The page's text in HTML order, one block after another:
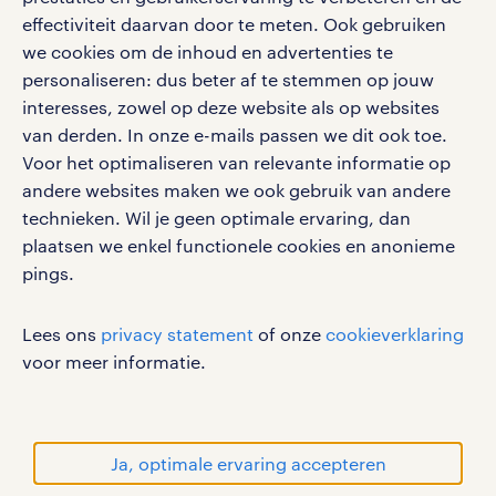
effectiviteit daarvan door te meten. Ook gebruiken
we cookies om de inhoud en advertenties te
personaliseren: dus beter af te stemmen op jouw
interesses, zowel op deze website als op websites
van derden. In onze e-mails passen we dit ook toe.
Voor het optimaliseren van relevante informatie op
andere websites maken we ook gebruik van andere
technieken. Wil je geen optimale ervaring, dan
plaatsen we enkel functionele cookies en anonieme
pings.
Lees ons privacy statement of onze cookieverklaring
voor meer informatie.
Ja, optimale ervaring accepteren
google play store
social media
Volg ons voor de leukste content omtrent
vacatures, solliciteren en inspiratie.
gebruikersvoorwaarden
sitemap